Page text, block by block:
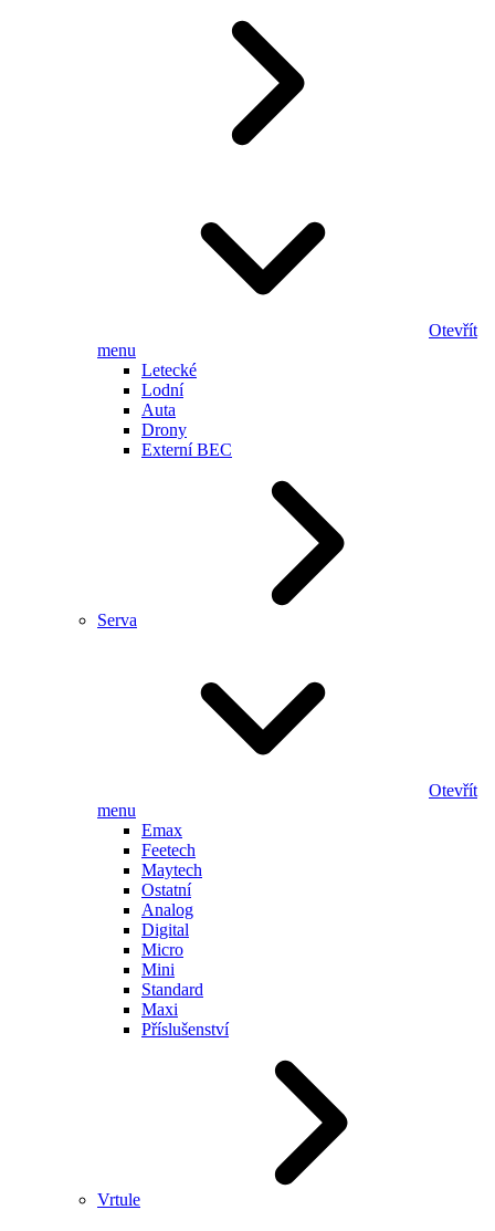
Otevřít
menu
Letecké
Lodní
Auta
Drony
Externí BEC
Serva
Otevřít
menu
Emax
Feetech
Maytech
Ostatní
Analog
Digital
Micro
Mini
Standard
Maxi
Příslušenství
Vrtule